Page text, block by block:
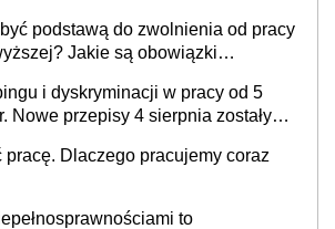
podstawą do zwolnienia od pracy
Jakie są obowiązki
i dyskryminacji w pracy od 5
Nowe przepisy 4 sierpnia zostały
pracę. Dlaczego pracujemy coraz
to